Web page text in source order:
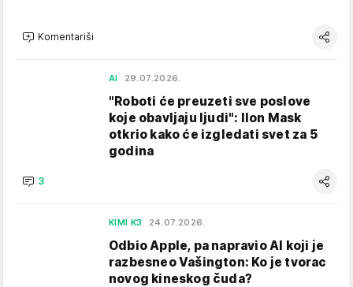
Komentariši
AI 29.07.2026.
"Roboti će preuzeti sve poslove
koje obavljaju ljudi": Ilon Mask
otkrio kako će izgledati svet za 5
godina
3
KIMI K3 24.07.2026.
Odbio Apple, pa napravio AI koji je
razbesneo Vašington: Ko je tvorac
novog kineskog čuda?